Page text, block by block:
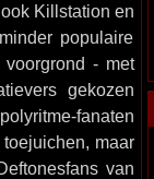
Killstation en
populaire
- met
gekozen
fanaten
maar
van